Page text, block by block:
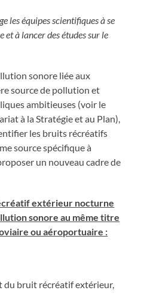
les équipes scientifiques à se
à lancer des études sur le
sonore liée aux
source de pollution et
ambitieuses (voir le
à la Stratégie et au Plan),
les bruits récréatifs
source spécifique à
un nouveau cadre de
extérieur nocturne
sonore au même titre
ou aéroportuaire :
du bruit récréatif extérieur,